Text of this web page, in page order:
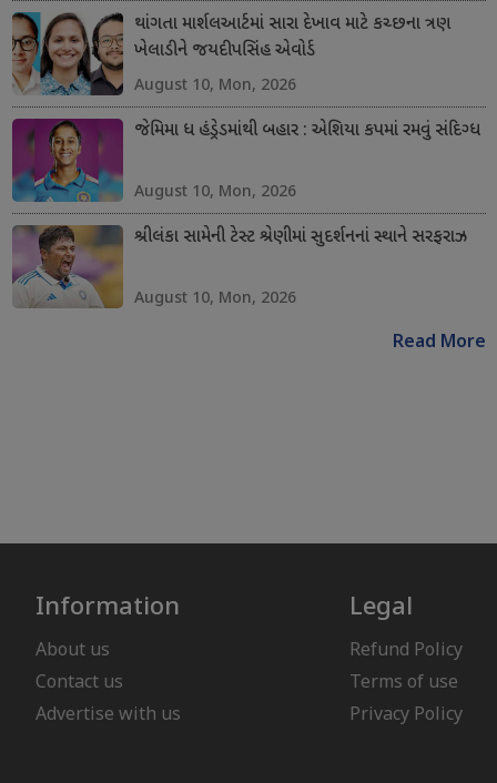
થાંગતા માર્શલઆર્ટમાં સારા દેખાવ માટે કચ્છના ત્રણ
ખેલાડીને જયદીપસિંહ એવોર્ડ
August 10, Mon, 2026
જેમિમા ધ હંડ્રેડમાંથી બહાર : એશિયા કપમાં રમવું સંદિગ્ધ
August 10, Mon, 2026
શ્રીલંકા સામેની ટેસ્ટ શ્રેણીમાં સુદર્શનનાં સ્થાને સરફરાઝ
August 10, Mon, 2026
Read More
Information
About us
Contact us
Advertise with us
Legal
Refund Policy
Terms of use
Privacy Policy